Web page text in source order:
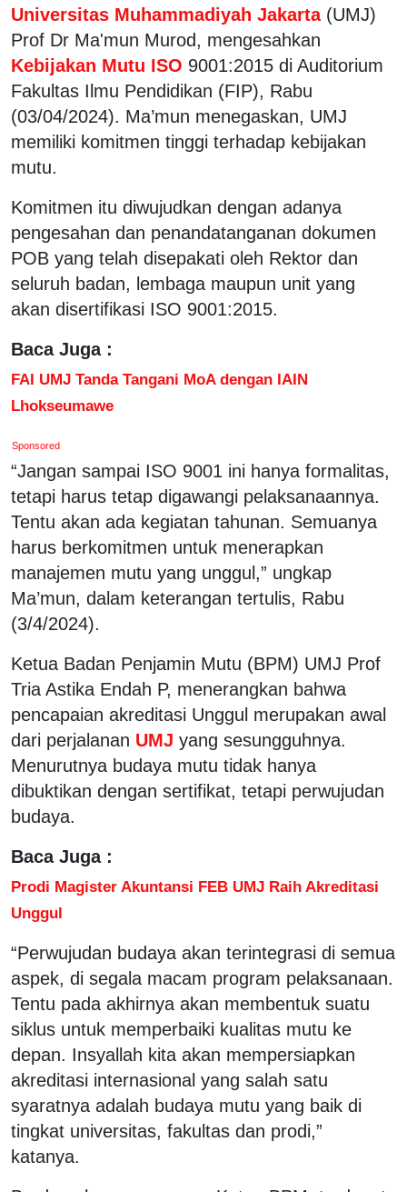
Universitas Muhammadiyah Jakarta(UMJ)
Prof Dr Ma'mun Murod, mengesahkan
Kebijakan Mutu ISO 9001:2015 di Auditorium
Fakultas Ilmu Pendidikan (FIP), Rabu
(03/04/2024). Ma’mun menegaskan, UMJ
memiliki komitmen tinggi terhadap kebijakan
mutu.
Komitmen itu diwujudkan dengan adanya
pengesahan dan penandatanganan dokumen
POB yang telah disepakati oleh Rektor dan
seluruh badan, lembaga maupun unit yang
akan disertifikasi ISO 9001:2015.
Baca Juga :
FAI UMJ Tanda Tangani MoA dengan IAIN
Lhokseumawe
Sponsored
“Jangan sampai ISO 9001 ini hanya formalitas,
tetapi harus tetap digawangi pelaksanaannya.
Tentu akan ada kegiatan tahunan. Semuanya
harus berkomitmen untuk menerapkan
manajemen mutu yang unggul,” ungkap
Ma’mun, dalam keterangan tertulis, Rabu
(3/4/2024).
Ketua Badan Penjamin Mutu (BPM) UMJ Prof
Tria Astika Endah P, menerangkan bahwa
pencapaian akreditasi Unggul merupakan awal
dari perjalanan UMJ yang sesungguhnya.
Menurutnya budaya mutu tidak hanya
dibuktikan dengan sertifikat, tetapi perwujudan
budaya.
Baca Juga :
Prodi Magister Akuntansi FEB UMJ Raih Akreditasi
Unggul
“Perwujudan budaya akan terintegrasi di semua
aspek, di segala macam program pelaksanaan.
Tentu pada akhirnya akan membentuk suatu
siklus untuk memperbaiki kualitas mutu ke
depan. Insyallah kita akan mempersiapkan
akreditasi internasional yang salah satu
syaratnya adalah budaya mutu yang baik di
tingkat universitas, fakultas dan prodi,”
katanya.